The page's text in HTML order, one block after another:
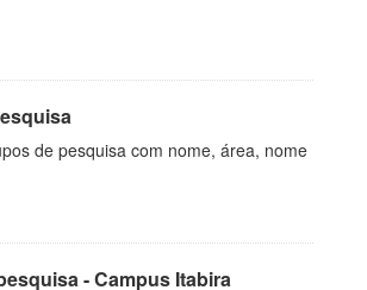
de pesquisa com nome, área, nome
- Campus Itabira